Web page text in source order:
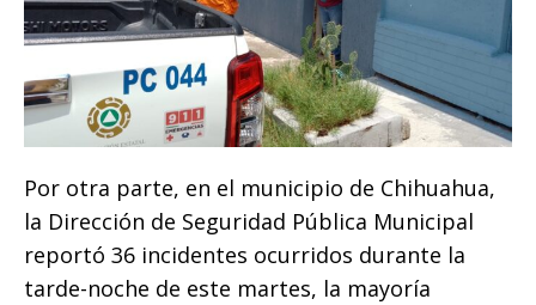
Por otra parte, en el municipio de Chihuahua,
la Dirección de Seguridad Pública Municipal
reportó 36 incidentes ocurridos durante la
tarde-noche de este martes, la mayoría